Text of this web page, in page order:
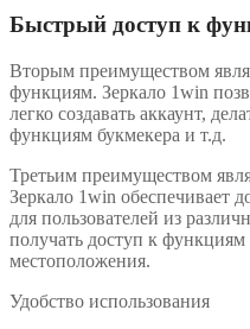
Быстрый доступ к
Вторым преимуществом
функциям. Зеркало 1win
легко создавать аккаунт,
функциям букмекера и т.д.
Третьим преимуществом
Зеркало 1win обеспечивает
для пользователей из
получать доступ к
местоположения.
Удобство использования